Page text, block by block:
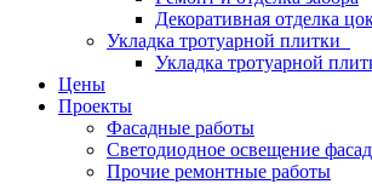
Декоративная отделка
Укладка тротуарной плитки
Укладка тротуарной
Цены
Проекты
Фасадные работы
Светодиодное освещение
Прочие ремонтные работы